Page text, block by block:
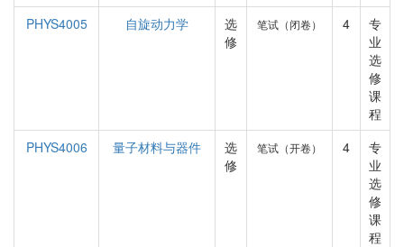
PHYS4005
自旋动力学
选
修
笔试（闭卷） 4
专
业
选
修
课
程
PHYS4006
量子材料与器件
选
修
笔试（开卷） 4
专
业
选
修
课
程